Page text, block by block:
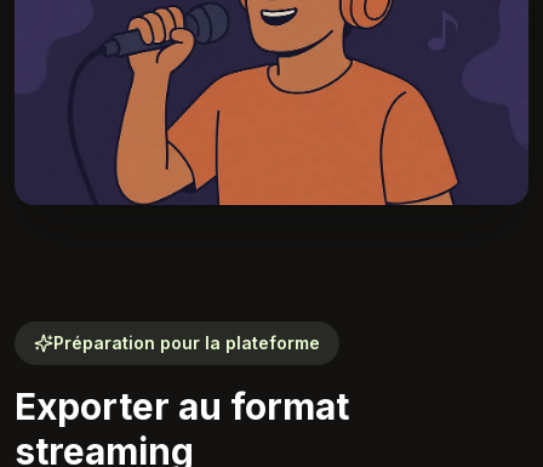
Préparation pour la plateforme
Exporter au format
streaming